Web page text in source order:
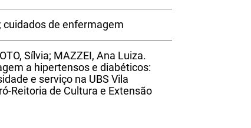
de enfermagem
Sílvia; MAZZEI, Ana Luiza.
a hipertensos e diabéticos:
e serviço na UBS Vila
Reitoria de Cultura e Extensão